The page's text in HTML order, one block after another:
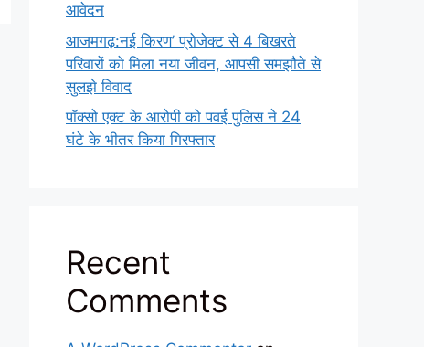
आवेदन
आजमगढ़:नई किरण’ प्रोजेक्ट से 4 बिखरते
परिवारों को मिला नया जीवन, आपसी समझौते से
सुलझे विवाद
पॉक्सो एक्ट के आरोपी को पवई पुलिस ने 24
घंटे के भीतर किया गिरफ्तार
Recent
Comments